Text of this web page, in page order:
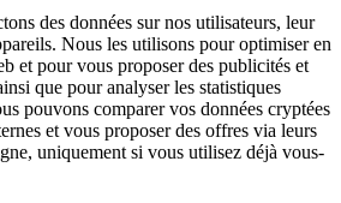
des données sur nos utilisateurs, leur
Nous les utilisons pour optimiser en
et pour vous proposer des publicités et
que pour analyser les statistiques
pouvons comparer vos données cryptées
et vous proposer des offres via leurs
uniquement si vous utilisez déjà vous-